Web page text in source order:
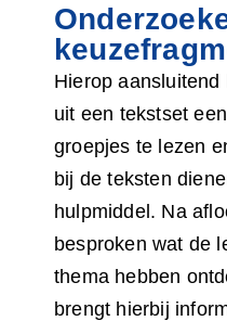
Hierop
uit een tekstset
groepjes te lezen
bij de teksten
hulpmiddel. Na
besproken wat de
thema hebben
brengt hierbij